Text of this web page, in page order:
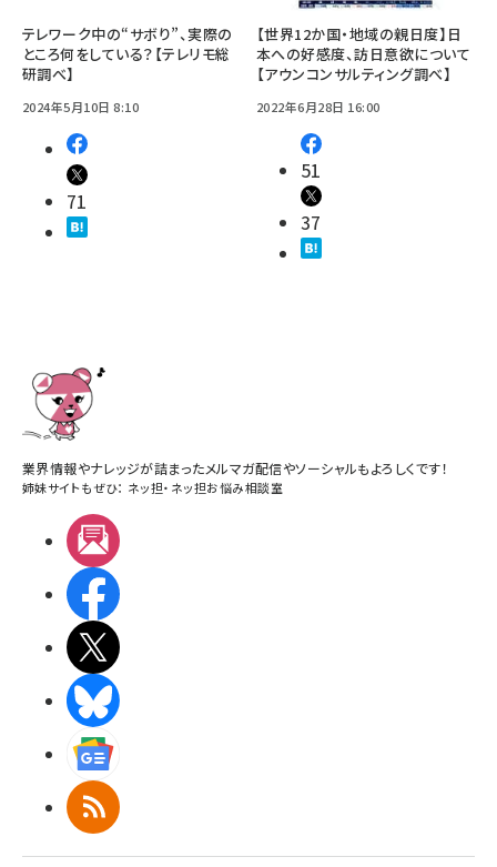
テレワーク中の“サボり”、実際の
ところ何をしている？【テレリモ総
研調べ】
2024年5月10日 8:10
71
【世界12か国・地域の親日度】日
本への好感度、訪日意欲について
【アウンコンサルティング調べ】
2022年6月28日 16:00
51
37
業界情報やナレッジが詰まったメルマガ配信やソーシャルもよろしくです！
姉妹サイトもぜひ： ネッ担・ ネッ担お悩み相談室
RSS